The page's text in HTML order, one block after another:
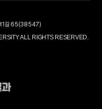
북1길 65(38547)
ALL RIGHTS RESERVED.